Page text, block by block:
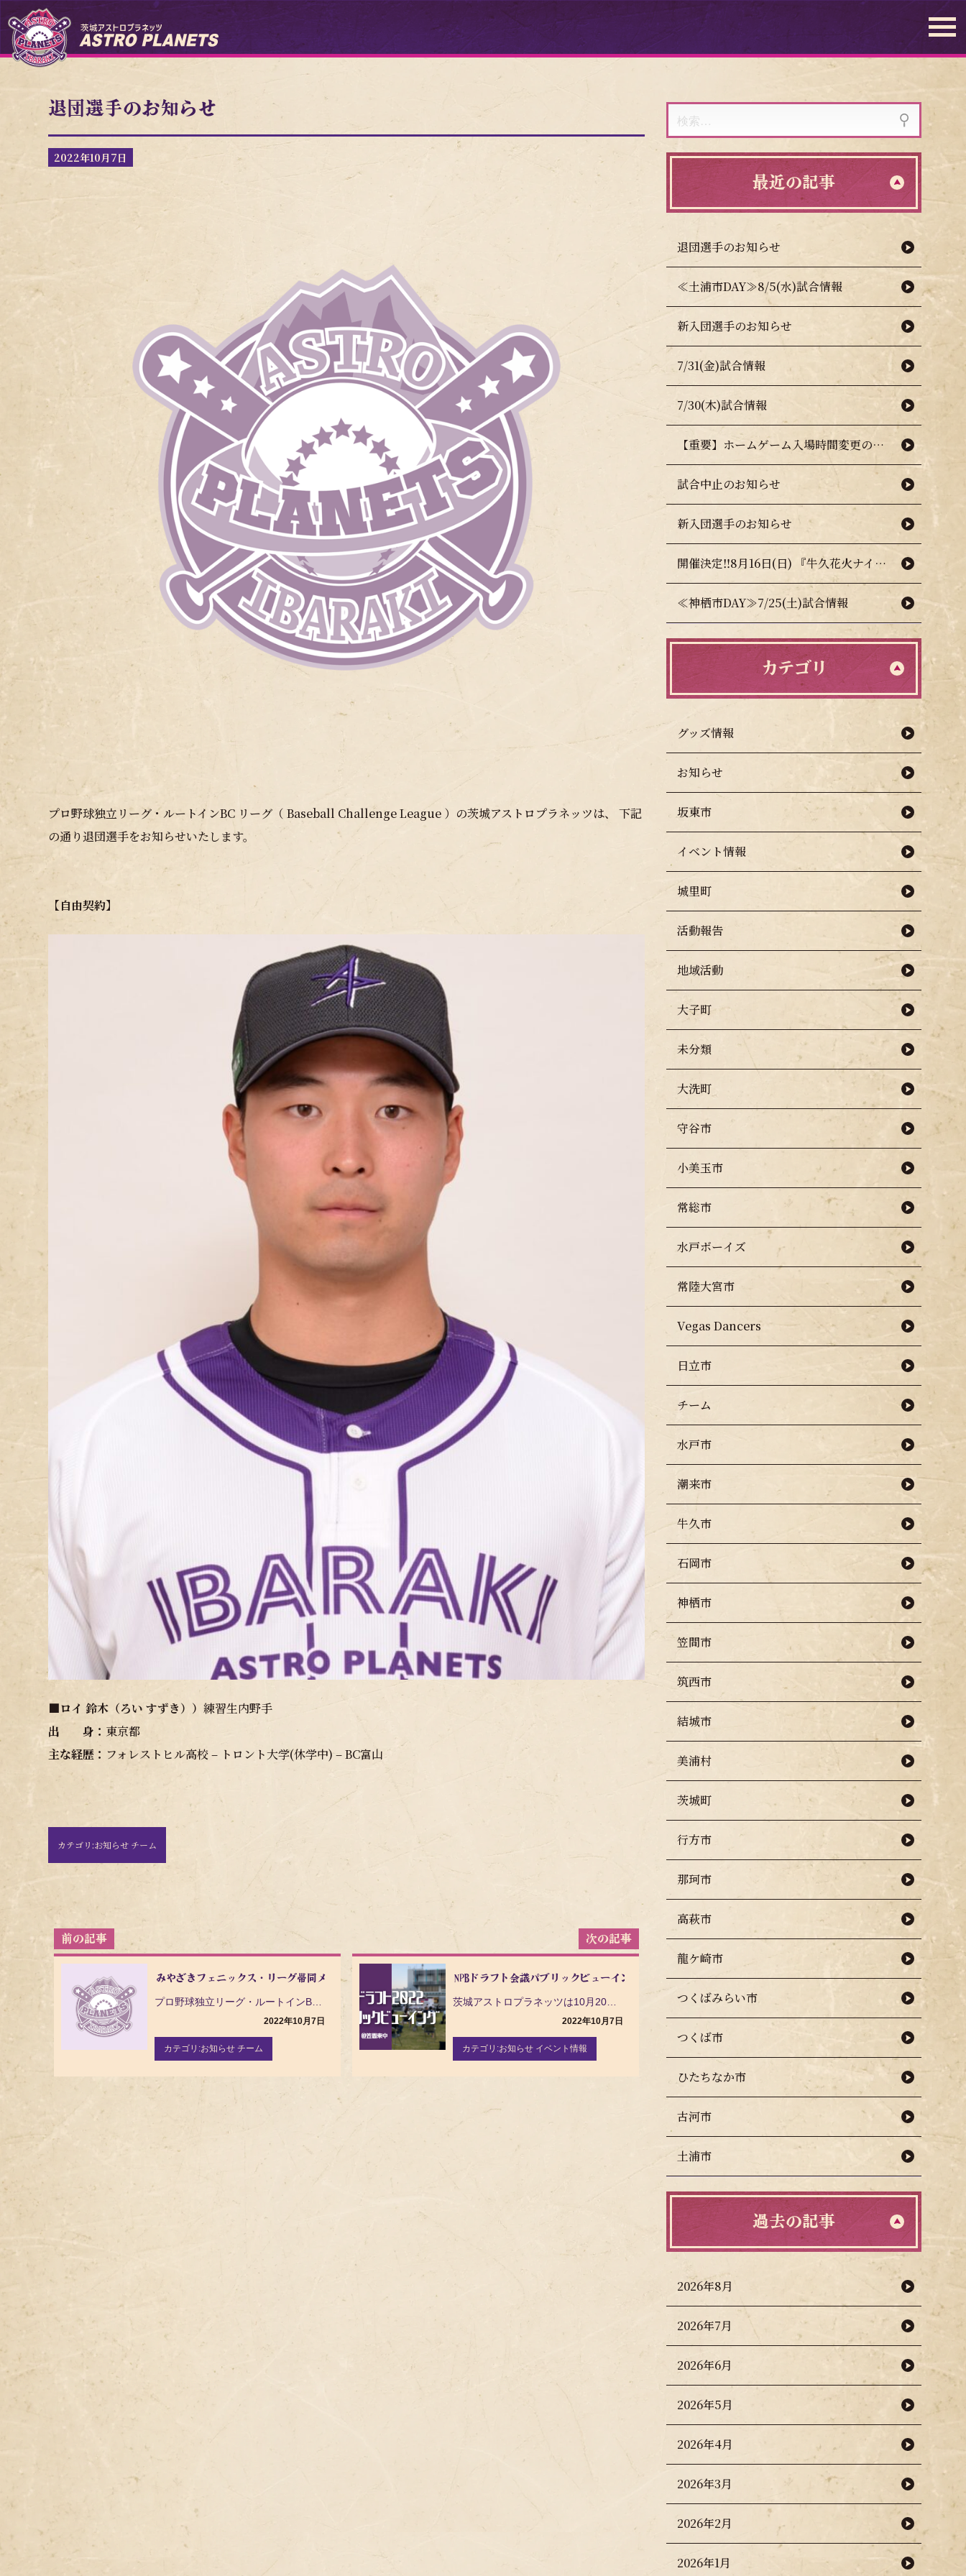
退団選手のお知らせ
2022年10月7日
プロ野球独立リーグ・ルートインBC リーグ（ Baseball Challenge League ）の茨城アストロプラネッツは、 下記
の通り退団選手をお知らせいたします。
【自由契約】
■ロイ 鈴木（ろい すずき） ） 練習生内野手
出 身： 東京都
主な経歴： フォレストヒル高校 – トロント大学(休学中) – BC富山
カテゴリ:お知らせ チーム
投
稿
みやざきフェニックス・リーグ帯同メンバーのお知らせ
プロ野球独立リーグ・ルートインBC リーグ（ Baseball Challenge League ）…
2022年10月7日
カテゴリ:お知らせ チーム
NPBドラフト会議パブリックビューイング開催のお知らせ
茨城アストロプラネッツは10月20日(木) NPBドラフト会議の「パブリックビューイング」を開催いた…
2022年10月7日
カテゴリ:お知らせ イベント情報
索:
最近の記事
退団選手のお知らせ
≪土浦市DAY≫8/5(水)試合情報
新入団選手のお知らせ
7/31(金)試合情報
7/30(木)試合情報
【重要】ホームゲーム入場時間変更のお知らせ（熱中症対策について）
試合中止のお知らせ
新入団選手のお知らせ
開催決定‼8月16日(日) 『牛久花火ナイター』🎇🧨
≪神栖市DAY≫7/25(土)試合情報
カテゴリ
グッズ情報
お知らせ
坂東市
イベント情報
城里町
活動報告
地域活動
大子町
未分類
大洗町
守谷市
小美玉市
常総市
水戸ボーイズ
常陸大宮市
Vegas Dancers
日立市
チーム
水戸市
潮来市
牛久市
石岡市
神栖市
笠間市
筑西市
結城市
美浦村
茨城町
行方市
那珂市
高萩市
龍ケ崎市
つくばみらい市
つくば市
ひたちなか市
古河市
土浦市
過去の記事
2026年8月
2026年7月
2026年6月
2026年5月
2026年4月
2026年3月
2026年2月
2026年1月